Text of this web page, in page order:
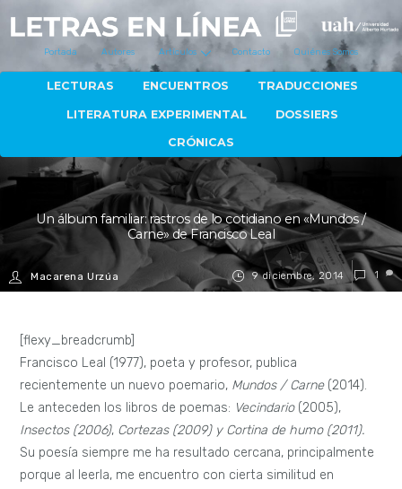
Portada Autores Artículos Contacto Quiénes Somos
LECTURAS ENCUENTROS TRADUCCIONES
LITERATURA EXPERIMENTAL DOSSIERS
CRÓNICAS
9 diciembre, 2014
Un álbum familiar: rastros de lo cotidiano en «Mundos /
Carne» de Francisco Leal
Macarena Urzúa 1
[flexy_breadcrumb]
Francisco Leal (1977), poeta y profesor, publica
recientemente un nuevo poemario, Mundos / Carne (2014).
Le anteceden los libros de poemas: Vecindario(2005),
Insectos (2006), Cortezas (2009) y Cortina de humo (2011).
Su poesía siempre me ha resultado cercana, principalmente
porque al leerla, me encuentro con cierta similitud en